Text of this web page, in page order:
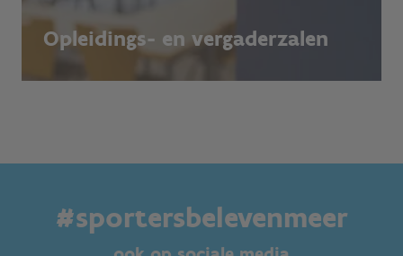
Opleidings- en vergaderzalen
#sportersbelevenmeer